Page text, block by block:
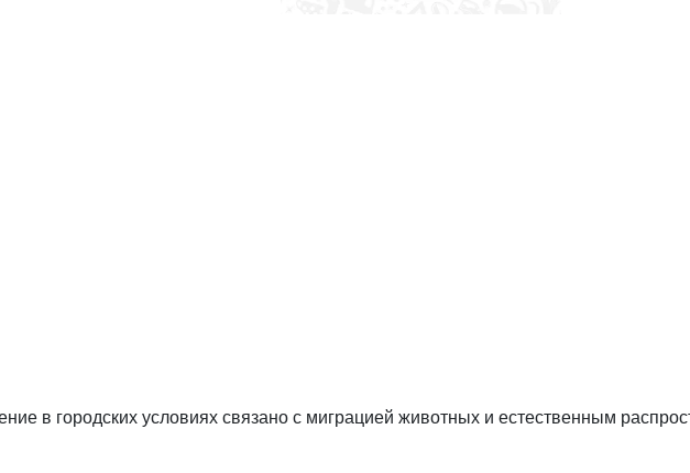
в городских условиях связано с миграцией животных и естественным
СПОРТ